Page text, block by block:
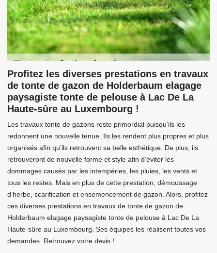
Profitez les diverses prestations en travaux
de tonte de gazon de Holderbaum elagage
paysagiste tonte de pelouse à Lac De La
Haute-sûre au Luxembourg !
Les travaux tonte de gazons reste primordial puisqu’ils les
redonnent une nouvelle tenue. Ils les rendent plus propres et plus
organisés afin qu’ils retrouvent sa belle esthétique. De plus, ils
retrouveront de nouvelle forme et style afin d’éviter les
dommages causés par les intempéries, les pluies, les vents et
tous les restes. Mais en plus de cette prestation, démoussage
d’herbe, scarification et ensemencement de gazon. Alors, profitez
ces diverses prestations en travaux de tonte de gazon de
Holderbaum elagage paysagiste tonte de pelouse à Lac De La
Haute-sûre au Luxembourg. Ses équipes les réalisent toutes vos
demandes. Retrouvez votre devis !